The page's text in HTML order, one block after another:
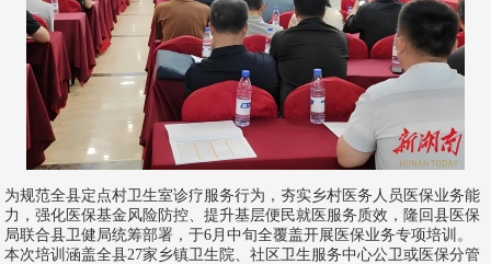
为规范全县定点村卫生室诊疗服务行为，夯实乡村医务人员医保业务能
力，强化医保基金风险防控、提升基层便民就医服务质效，隆回县医保
局联合县卫健局统筹部署，于6月中旬全覆盖开展医保业务专项培训。
本次培训涵盖全县27家乡镇卫生院、社区卫生服务中心公卫或医保分管